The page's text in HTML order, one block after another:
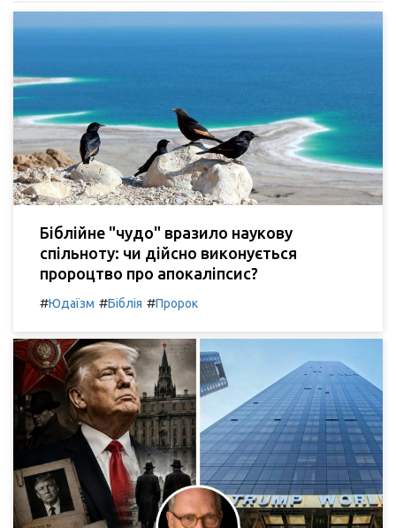
Біблійне "чудо" вразило наукову
спільноту: чи дійсно виконується
пророцтво про апокаліпсис?
#Юдаїзм #Біблія #Пророк